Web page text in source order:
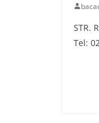
STR.
Tel: